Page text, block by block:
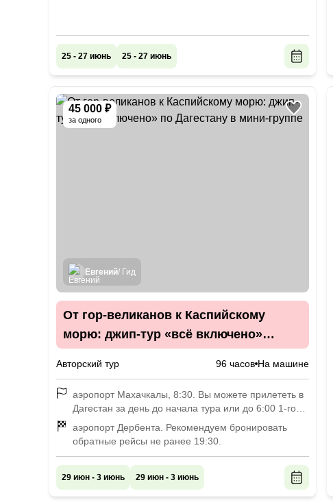
25 - 27 июнь 25 - 27 июнь
45 000 ₽
за одного
Евгений/ Гид
От гор-великанов к Каспийскому
морю: джип-тур «всё включено»
Авторский тур 96 часов На машине
аэропорт Махачкалы, 8:30. Вы можете прилететь в
Дагестан за день до начала тура или до 6:00 1-го
дня. Мы встретим вас в аэропорту или у гостиницы
и отвезём к месту сбора.
аэропорт Дербента. Рекомендуем бронировать
обратные рейсы не ранее 19:30.
29 июн - 3 июнь 29 июн - 3 июнь